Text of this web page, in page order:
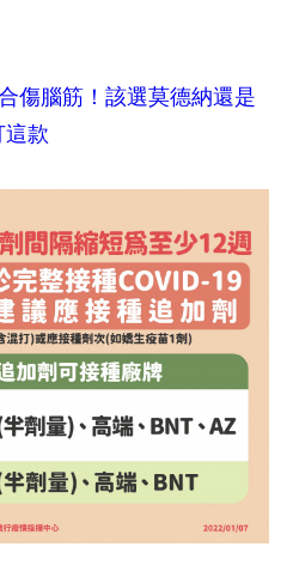
傷腦筋！該選莫德納還是
款